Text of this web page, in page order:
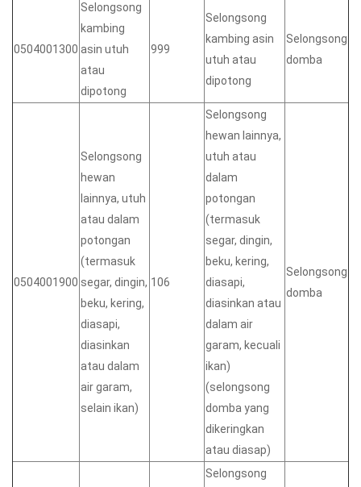
0504001300
Selongsong
kambing
asin utuh
atau
dipotong
999
Selongsong
kambing asin
utuh atau
dipotong
Selongsong
domba
0504001900
Selongsong
hewan
lainnya, utuh
atau dalam
potongan
(termasuk
segar, dingin,
beku, kering,
diasapi,
diasinkan
atau dalam
air garam,
selain ikan)
106
Selongsong
hewan lainnya,
utuh atau
dalam
potongan
(termasuk
segar, dingin,
beku, kering,
diasapi,
diasinkan atau
dalam air
garam, kecuali
ikan)
(selongsong
domba yang
dikeringkan
atau diasap)
Selongsong
domba
Selongsong